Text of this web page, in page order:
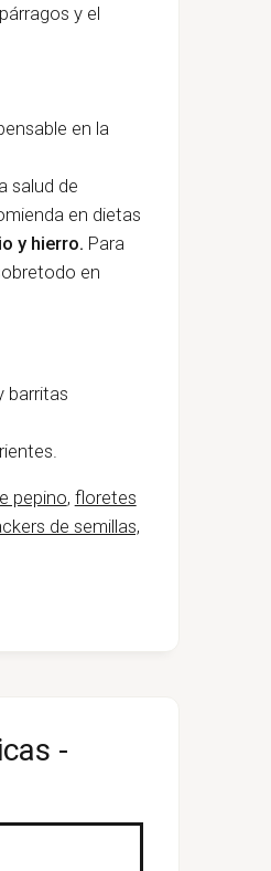
y el
en la
salud de
en dietas
y hierro. Para
en
barritas
pepino, floretes
de semillas,
-